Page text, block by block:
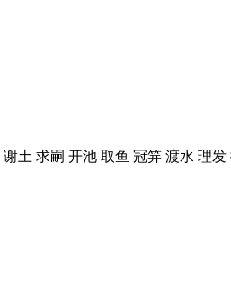
土 求嗣 开池 取鱼 冠笄 渡水 理